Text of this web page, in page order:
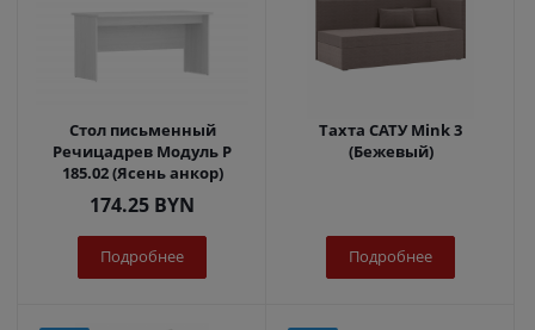
Стол письменный
Речицадрев Модуль Р
185.02 (Ясень анкор)
174.25 BYN
Подробнее
Тахта САТУ Mink 3
(Бежевый)
Подробнее